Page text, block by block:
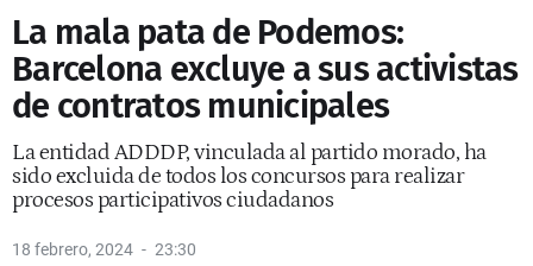
La mala pata de Podemos:
Barcelona excluye a sus activistas
de contratos municipales
La entidad ADDDP, vinculada al partido morado, ha
sido excluida de todos los concursos para realizar
procesos participativos ciudadanos
18 febrero, 2024 23:30